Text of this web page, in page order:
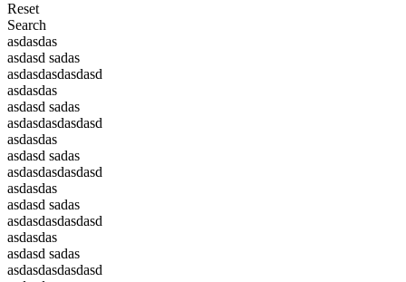
Reset
Search
asdasdas
asdasd sadas
asdasdasdasdasd
asdasdas
asdasd sadas
asdasdasdasdasd
asdasdas
asdasd sadas
asdasdasdasdasd
asdasdas
asdasd sadas
asdasdasdasdasd
asdasdas
asdasd sadas
asdasdasdasdasd